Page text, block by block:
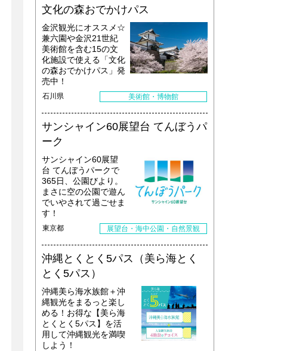
文化の森おでかけパス
金沢観光にオススメ☆
兼六園や金沢21世紀
美術館を含む15の文
化施設で使える「文化
の森おでかけパス」発
売中！
石川県 美術館・博物館
サンシャイン60展望台 てんぼうパ
ーク
サンシャイン60展望
台 てんぼうパークで
365日、公園びより。
まさに空の公園で遊ん
でいやされて過ごせま
す！
東京都 展望台・海中公園・自然景観
沖縄とくとく5パス（美ら海とく
とく5パス）
沖縄美ら海水族館＋沖
縄観光をまるっと楽し
める！お得な【美ら海
とくとく5パス】を活
用して沖縄観光を満喫
しよう！